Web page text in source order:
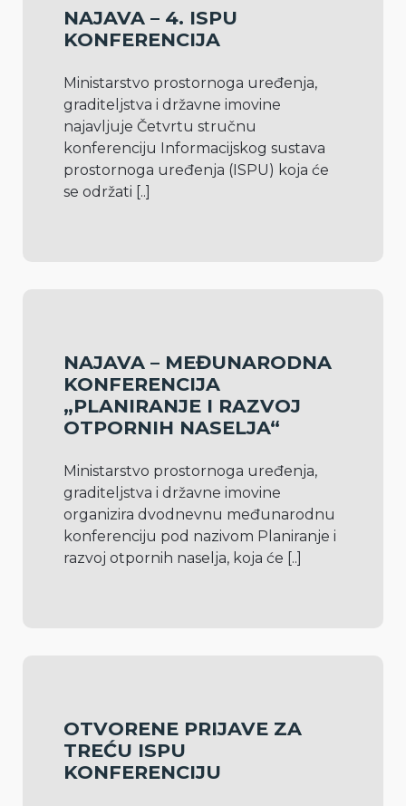
NAJAVA – 4. ISPU
KONFERENCIJA
Ministarstvo prostornoga uređenja,
graditeljstva i državne imovine
najavljuje Četvrtu stručnu
konferenciju Informacijskog sustava
prostornoga uređenja (ISPU) koja će
se održati [..]
NAJAVA – MEĐUNARODNA
KONFERENCIJA
„PLANIRANJE I RAZVOJ
OTPORNIH NASELJA“
Ministarstvo prostornoga uređenja,
graditeljstva i državne imovine
organizira dvodnevnu međunarodnu
konferenciju pod nazivom Planiranje i
razvoj otpornih naselja, koja će [..]
OTVORENE PRIJAVE ZA
TREĆU ISPU
KONFERENCIJU